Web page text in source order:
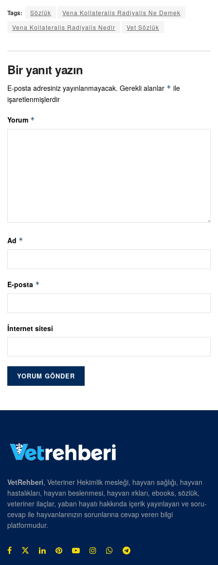
Tags: Sözlük
Vena Kollateralis Radiyalis Ne Demek
Vena Kollateralis Radiyalis Nedir
Vet Sözlük
Bir yanıt yazın
E-posta adresiniz yayınlanmayacak. Gerekli alanlar * ile
işaretlenmişlerdir
Yorum *
Ad *
E-posta *
İnternet sitesi
VetRehberi, Veteriner Hekimlik mesleği, hayvan sağlığı, hayvan
hastalıkları, hayvan beslenmesi, hayvan ırkları, ebooks, sözlük,
veteriner ilaçlar, yaban hayatı hakkında içerik yayınlayan ve soru-
cevap ile hayvanlarınızın sorunlarına cevap veren bilgi
platformudur.